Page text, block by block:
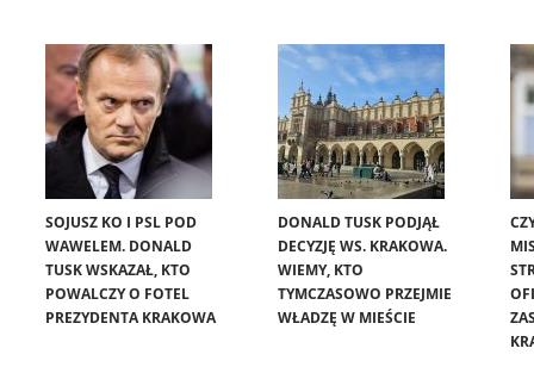
SOJUSZ KO I PSL POD
WAWELEM. DONALD
TUSK WSKAZAŁ, KTO
POWALCZY O FOTEL
PREZYDENTA KRAKOWA
DONALD TUSK PODJĄŁ
DECYZJĘ WS. KRAKOWA.
WIEMY, KTO
TYMCZASOWO PRZEJMIE
WŁADZĘ W MIEŚCIE